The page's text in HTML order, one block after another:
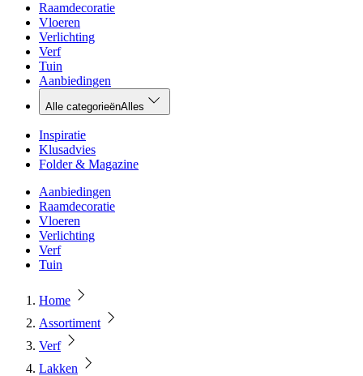
Raamdecoratie
Vloeren
Verlichting
Verf
Tuin
Aanbiedingen
Alle categorieënAlles
Inspiratie
Klusadvies
Folder & Magazine
Aanbiedingen
Raamdecoratie
Vloeren
Verlichting
Verf
Tuin
Home
Assortiment
Verf
Lakken